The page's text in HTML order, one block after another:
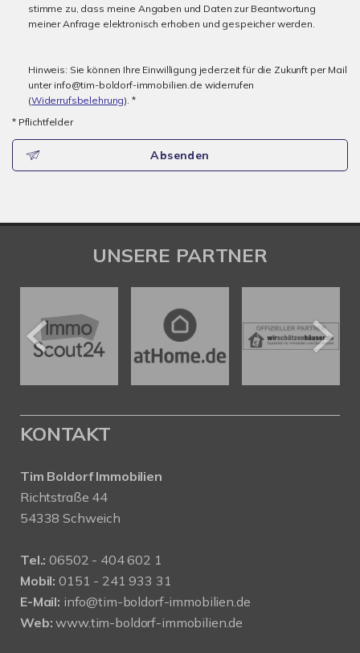
stimme zu, dass meine Angaben und Daten zur Beantwortung
meiner Anfrage elektronisch erhoben und gespeicher werden.
Hinweis: Sie können Ihre Einwilligung jederzeit für die Zukunft per Mail
unter info@tim-boldorf-immobilien.de widerrufen
(Widerrufsbelehrung). *
* Pflichtfelder
Absenden
UNSERE PARTNER
KONTAKT
Tim Boldorf Immobilien
Richtstraße 44
54338 Schweich
Tel.: 06502 - 404 602 1
Mobil: 0151 - 241 933 31
E-Mail: info@tim-boldorf-immobilien.de
Web:www.tim-boldorf-immobilien.de